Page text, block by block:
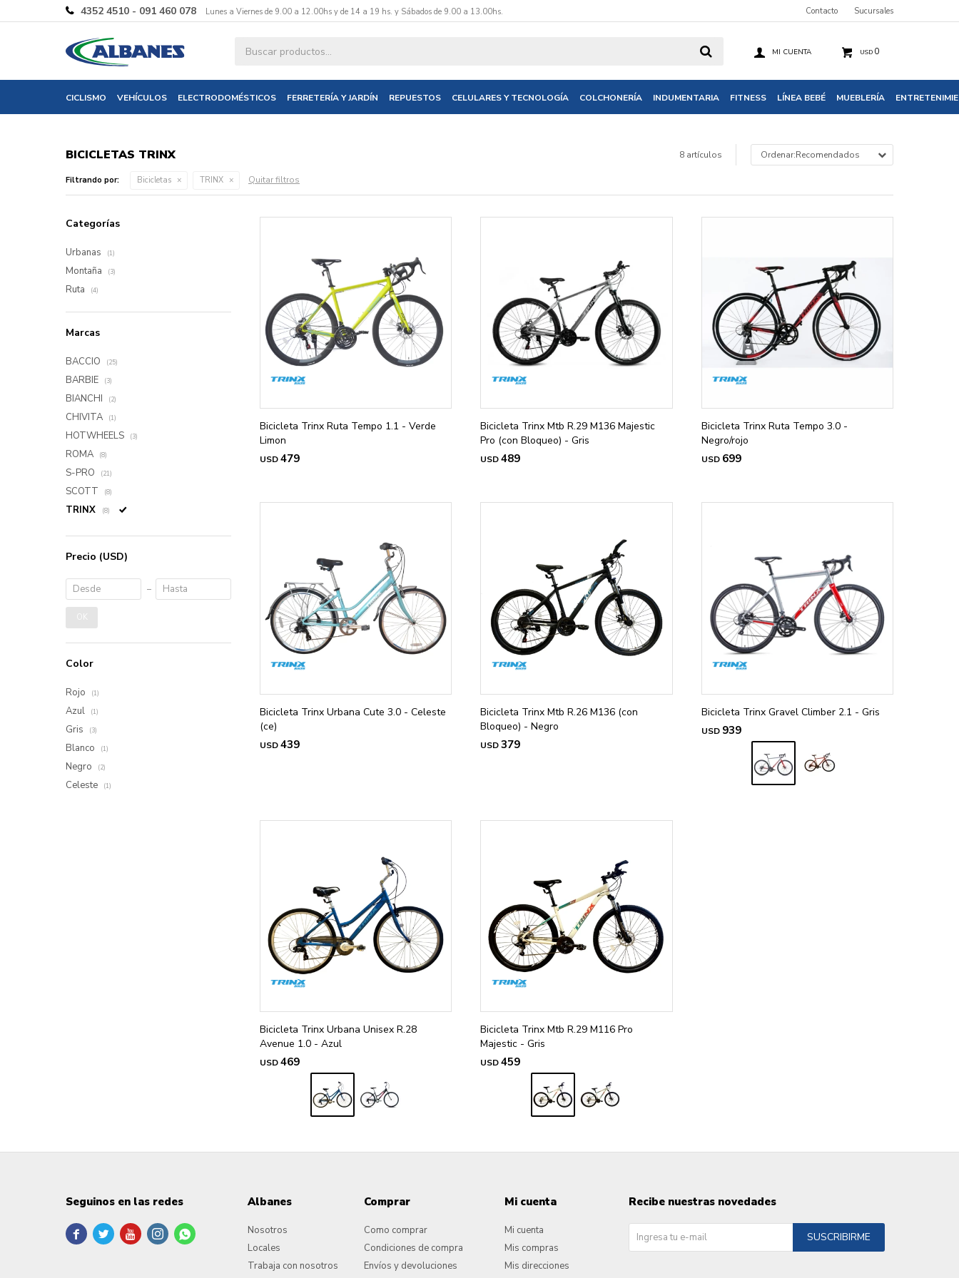
CICLISMO VEHÍCULOS ELECTRODOMÉSTICOS FERRETERÍA Y JARDÍN REPUESTOS CELULARES Y TECNOLOGÍA COLCHONERÍA INDUMENTARIA FITNESS LÍNEA BEBÉ MUEBLERÍA
USD 0
4352 4510 - 091 460 078 Lunes a Viernes de 9.00 a 12.00hs y de 14 a 19 hs. y Sábados de 9.00 a 13.00hs. Contacto Sucursales
BICICLETAS TRINX 8 artículos Recomendados
Filtrando por: Bicicletas TRINX Quitar filtros
Bicicleta Trinx Ruta Tempo 1.1 - Verde
Limon
USD479
Bicicleta Trinx Mtb R.29 M136 Majestic
Pro (con Bloqueo) - Gris
USD 489
Bicicleta Trinx Ruta Tempo 3.0 -
Negro/rojo
USD 699
Bicicleta Trinx Urbana Cute 3.0 - Celeste
(ce)
USD439
Bicicleta Trinx Mtb R.26 M136 (con
Bloqueo) - Negro
USD 379
Bicicleta Trinx Gravel Climber 2.1 - Gris
USD 939
Bicicleta Trinx Urbana Unisex R.28
Avenue 1.0 - Azul
USD469
Bicicleta Trinx Mtb R.29 M116 Pro
Majestic - Gris
USD 459
Categorías
Urbanas (1)
Montaña (3)
Ruta (4)
Marcas
BACCIO (25)
BARBIE (3)
BIANCHI (2)
CHIVITA (1)
HOTWHEELS (3)
ROMA (8)
S-PRO (21)
SCOTT (8)
TRINX (8)
Precio (USD)
OK
Color
Rojo (1)
Azul (1)
Gris (3)
Blanco (1)
Negro (2)
Celeste (1)
Albanes
Nosotros
Locales
Trabaja con nosotros
Comprar
Como comprar
Condiciones de compra
Envíos y devoluciones
Mi cuenta
Mi cuenta
Mis compras
Mis direcciones
Seguinos en las redes
    
Recibe nuestras novedades
SUSCRIBIRME